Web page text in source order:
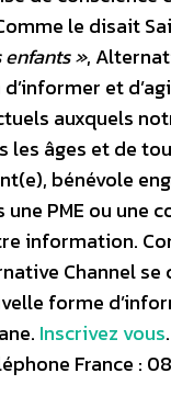
le disait
enfants »,
et
auxquels
les âges et de
bénévole
PME ou une
information.
Channel
forme
Inscrivez vous
France :